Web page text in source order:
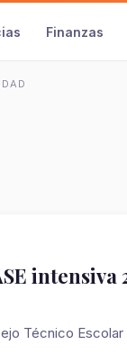
Finanzas
Técnico Escolar